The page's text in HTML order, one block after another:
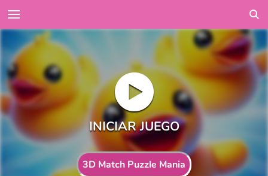
3D Match Puzzle Mania